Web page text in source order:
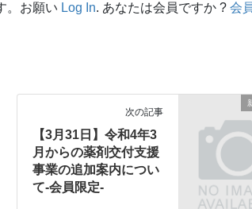
。お願い Log In. あなたは会員ですか ? 会
次の記事
【3月31日】令和4年3
月からの薬剤交付支援
事業の追加案内につい
て-会員限定-